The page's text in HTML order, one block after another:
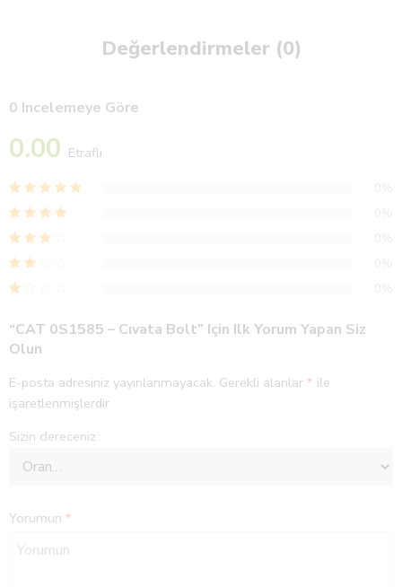
Değerlendirmeler (0)
0 Incelemeye Göre
0.00 Etraflı
“CAT 0S1585 – Cıvata Bolt” Için Ilk Yorum Yapan Siz
Olun
E-posta adresiniz yayınlanmayacak. Gerekli alanlar * ile
işaretlenmişlerdir
Sizin dereceniz
Yorumun *